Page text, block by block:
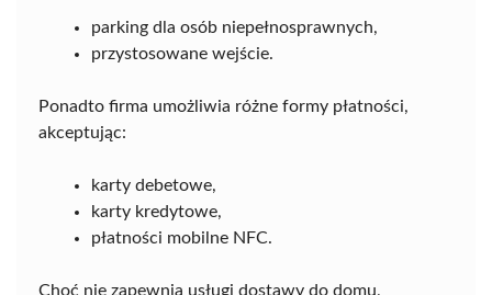
parking dla osób niepełnosprawnych,
przystosowane wejście.
Ponadto firma umożliwia różne formy płatności,
akceptując:
karty debetowe,
karty kredytowe,
płatności mobilne NFC.
Choć nie zapewnia usługi dostawy do domu,